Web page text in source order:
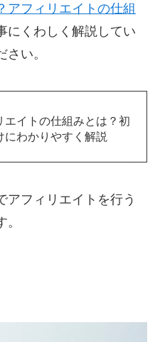
アフィリエイトの仕組
にくわしく解説してい
い。
エイトの仕組みとは？初
にわかりやすく解説
アフィリエイトを行う